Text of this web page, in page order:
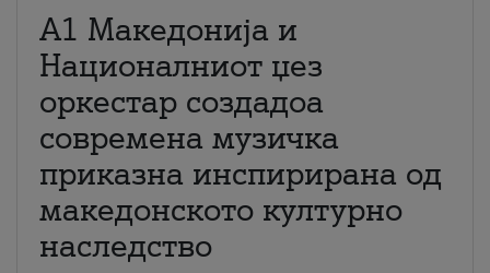
А1 Македонија и
Националниот џез
оркестар создадоа
современа музичка
приказна инспирирана од
македонското културно
наследство